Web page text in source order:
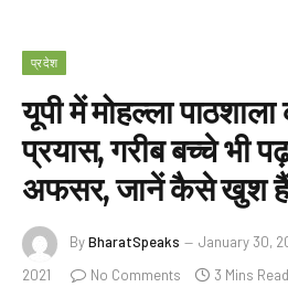
प्रदेश
यूपी में मोहल्ला
प्रयास, गरीब बच्चे भी
अफसर, जानें कैसे खुश हैं
ByBharatSpeaks January 30,
2021
No Comments 3 Mins Read